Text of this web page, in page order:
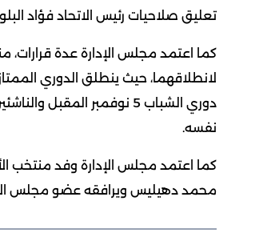
تعليق صلاحيات رئيس الاتحاد فؤاد
كما اعتمد مجلس الإدارة عدة قرارات،
نفسه.
محمد دهيليس ويرافقه عضو مجلس الإدارة